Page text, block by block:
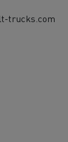
trucks.com